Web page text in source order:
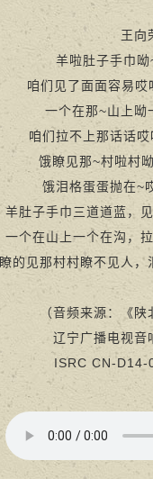
王向
羊啦肚子手巾呦
咱们见了面面容易哎
一个在那~山上呦
咱们拉不上那话话哎
饿瞭见那~村啦村
饿泪格蛋蛋抛在~
羊肚子手巾三道道蓝，
一个在山上一个在沟，
瞭的见那村村瞭不见人，
（音频来源：《陕
辽宁广播电视音
ISRC CN-D14-